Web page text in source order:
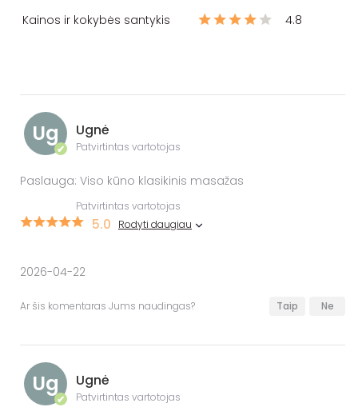
Kainos ir kokybės santykis
4.8
Ug
✔
Ugnė
Patvirtintas vartotojas
Paslauga: Viso kūno klasikinis masažas
Patvirtintas vartotojas
5.0 Rodyti daugiau
2026-04-22
Ar šis komentaras Jums naudingas? Taip Ne
Ug
✔
Ugnė
Patvirtintas vartotojas